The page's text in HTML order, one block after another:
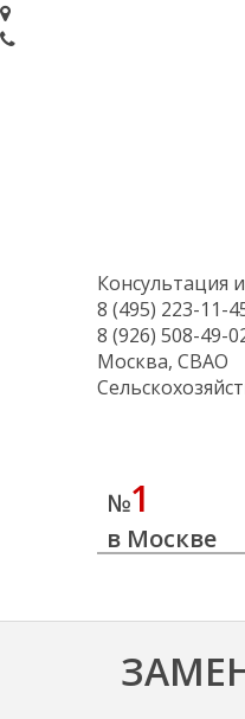
Консультация
8 (495) 223-11-
8 (926) 508-49-
Москва, СВАО
№1
в Москве